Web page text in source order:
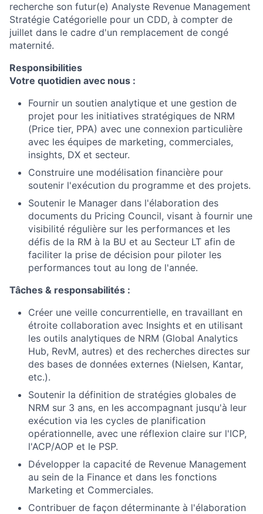
recherche son futur(e) Analyste Revenue Management
Stratégie Catégorielle pour un CDD, à compter de
juillet dans le cadre d'un remplacement de congé
maternité.
Responsibilities
Votre quotidien avec nous :
Fournir un soutien analytique et une gestion de
projet pour les initiatives stratégiques de NRM
(Price tier, PPA) avec une connexion particulière
avec les équipes de marketing, commerciales,
insights, DX et secteur.
Construire une modélisation financière pour
soutenir l'exécution du programme et des projets.
Soutenir le Manager dans l'élaboration des
documents du Pricing Council, visant à fournir une
visibilité régulière sur les performances et les
défis de la RM à la BU et au Secteur LT afin de
faciliter la prise de décision pour piloter les
performances tout au long de l'année.
Tâches & responsabilités :
Créer une veille concurrentielle, en travaillant en
étroite collaboration avec Insights et en utilisant
les outils analytiques de NRM (Global Analytics
Hub, RevM, autres) et des recherches directes sur
des bases de données externes (Nielsen, Kantar,
etc.).
Soutenir la définition de stratégies globales de
NRM sur 3 ans, en les accompagnant jusqu'à leur
exécution via les cycles de planification
opérationnelle, avec une réflexion claire sur l'ICP,
l'ACP/AOP et le PSP.
Développer la capacité de Revenue Management
au sein de la Finance et dans les fonctions
Marketing et Commerciales.
Contribuer de façon déterminante à l'élaboration